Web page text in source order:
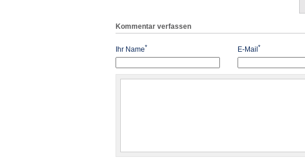
Kommentar verfassen
Ihr Name* E-Mail*